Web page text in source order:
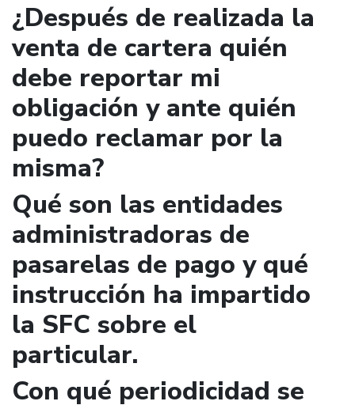
¿Después de realizada la
venta de cartera quién
debe reportar mi
obligación y ante quién
puedo reclamar por la
misma?
Qué son las entidades
administradoras de
pasarelas de pago y qué
instrucción ha impartido
la SFC sobre el
particular.
Con qué periodicidad se